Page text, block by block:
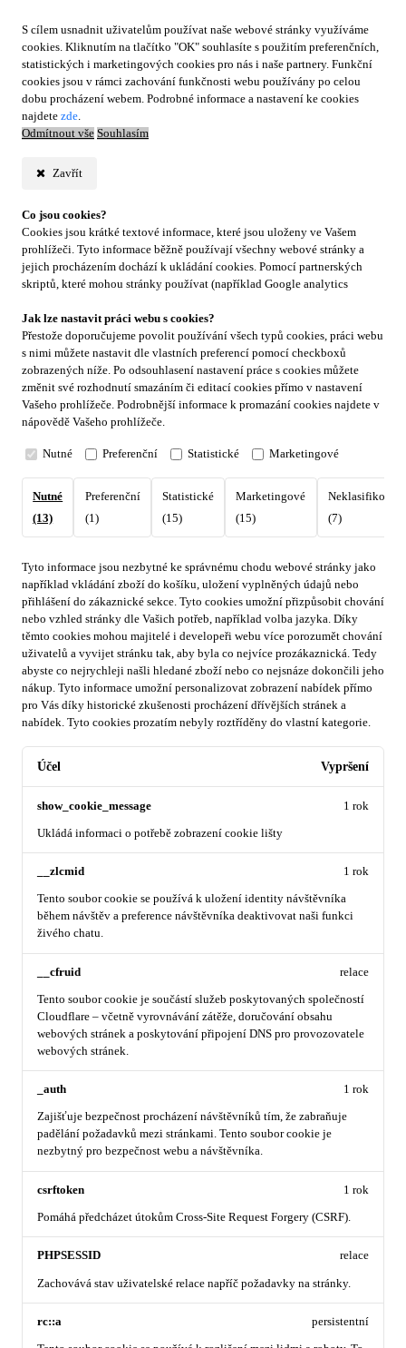
S cílem usnadnit uživatelům používat naše webové stránky využíváme
cookies. Kliknutím na tlačítko "OK" souhlasíte s použitím preferenčních,
statistických i marketingových cookies pro nás i naše partnery. Funkční
cookies jsou v rámci zachování funkčnosti webu používány po celou
dobu procházení webem. Podrobné informace a nastavení ke cookies
najdete zde.
Odmítnout vše Souhlasím
Zavřít
Co jsou cookies?
Cookies jsou krátké textové informace, které jsou uloženy ve Vašem
prohlížeči. Tyto informace běžně používají všechny webové stránky a
jejich procházením dochází k ukládání cookies. Pomocí partnerských
skriptů, které mohou stránky používat (například Google analytics
Jak lze nastavit práci webu s cookies?
Přestože doporučujeme povolit používání všech typů cookies, práci webu
s nimi můžete nastavit dle vlastních preferencí pomocí checkboxů
zobrazených níže. Po odsouhlasení nastavení práce s cookies můžete
změnit své rozhodnutí smazáním či editací cookies přímo v nastavení
Vašeho prohlížeče. Podrobnější informace k promazání cookies najdete v
nápovědě Vašeho prohlížeče.
Nutné Preferenční Statistické Marketingové
Nutné
(13)
Preferenční
(1)
Statistické
(15)
Marketingové
(15)
(7)
Tyto informace jsou nezbytné ke správnému chodu webové stránky jako
například vkládání zboží do košíku, uložení vyplněných údajů nebo
přihlášení do zákaznické sekce. Tyto cookies umožní přizpůsobit chování
nebo vzhled stránky dle Vašich potřeb, například volba jazyka. Díky
těmto cookies mohou majitelé i developeři webu více porozumět chování
uživatelů a vyvijet stránku tak, aby byla co nejvíce prozákaznická. Tedy
abyste co nejrychleji našli hledané zboží nebo co nejsnáze dokončili jeho
nákup. Tyto informace umožní personalizovat zobrazení nabídek přímo
pro Vás díky historické zkušenosti procházení dřívějších stránek a
nabídek. Tyto cookies prozatím nebyly roztříděny do vlastní kategorie.
Účel Vypršení
show_cookie_message
Ukládá informaci o potřebě zobrazení cookie lišty
1 rok
__zlcmid
Tento soubor cookie se používá k uložení identity návštěvníka
během návštěv a preference návštěvníka deaktivovat naši funkci
živého chatu.
1 rok
__cfruid
Tento soubor cookie je součástí služeb poskytovaných společností
Cloudflare – včetně vyrovnávání zátěže, doručování obsahu
webových stránek a poskytování připojení DNS pro provozovatele
webových stránek.
relace
_auth
Zajišťuje bezpečnost procházení návštěvníků tím, že zabraňuje
padělání požadavků mezi stránkami. Tento soubor cookie je
nezbytný pro bezpečnost webu a návštěvníka.
1 rok
csrftoken
Pomáhá předcházet útokům Cross-Site Request Forgery (CSRF).
1 rok
PHPSESSID
Zachovává stav uživatelské relace napříč požadavky na stránky.
relace
rc::a persistentní